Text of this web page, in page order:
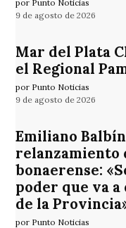
por Punto Noticias
9 de agosto de 2026
Mar del Plata
el Regional
por Punto Noticias
9 de agosto de 2026
Emiliano
relanzamiento
bonaerense:
poder que va
de la
por Punto Noticias